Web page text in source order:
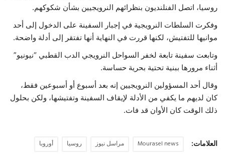
روسيا، اتصل الفنلنديون بنظرائهم النرويجيين بشأن شكوكهم.
وفكرت السلطات النرويجية في إجبار السفينة على الدخول إلى أحد
موانيها للتفتيش، لكنها قررت في النهاية أنها تفتقر إلى أدلة واضحة.
وتابعت سفينة تابعة لخفر السواحل النرويجي الدب القطبي “نيونيو”
أثناء مرورها ببنية تحتية بحرية حساسة.
وقال أحد المسؤولين النرويجيين إنه بعد أسبوع أو أسبوعين فقط،
كان لديهم ما يكفي من الأدلة لإيقاف السفينة وتفتيشها، ولكن بحلول
ذلك الوقت كان الأوان قد فات.
العلامات: Mourasel news مراسل نيوز روسيا أوروبا